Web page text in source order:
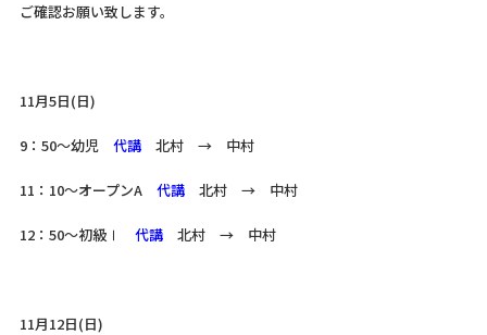
ご確認お願い致します。
11月5日(日)
9：50～幼児 代講北村 → 中村
11：10～オープンA 代講北村 → 中村
12：50～初級Ⅰ 代講北村 → 中村
11月12日(日)